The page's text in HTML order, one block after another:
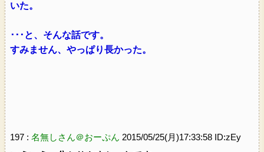
いた。
･･･と、そんな話です。
すみません、やっぱり長かった。
197 : 名無しさん＠おーぷん 2015/05/25(月)17:33:58 ID:zEy